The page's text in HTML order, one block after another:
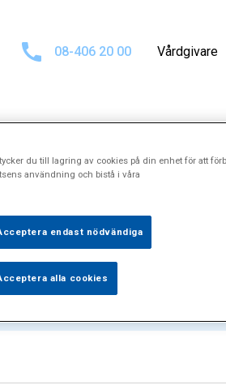
08-406 20 00 Vårdgivare
du till lagring av cookies på din enhet för att
användning och bistå i våra
endast nödvändiga
alla cookies